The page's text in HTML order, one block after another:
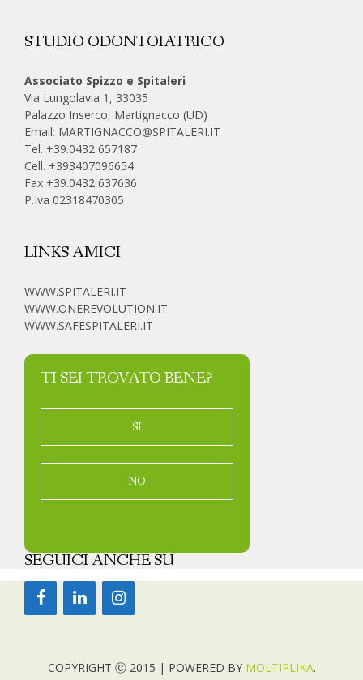
STUDIO ODONTOIATRICO
Associato Spizzo e Spitaleri
Via Lungolavia 1, 33035
Palazzo Inserco, Martignacco (UD)
Email: MARTIGNACCO@SPITALERI.IT
Tel. +39.0432 657187
Cell. +393407096654
Fax +39.0432 637636
P.Iva 02318470305
LINKS AMICI
WWW.SPITALERI.IT
WWW.ONEREVOLUTION.IT
WWW.SAFESPITALERI.IT
TI SEI TROVATO BENE?
SI
NO
SEGUICI ANCHE SU
COPYRIGHT Ⓒ 2015 | POWERED BY MOLTIPLIKA.